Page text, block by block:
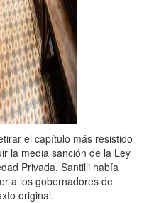
el capítulo más resistido
la media sanción de la Ley
Privada. Santilli había
a los gobernadores de
original.